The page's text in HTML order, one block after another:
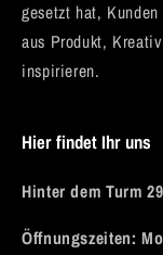
gesetzt hat,
aus Produkt,
inspirieren.
Hier findet Ihr uns
Hinter dem Turm
Öffnungszeiten: